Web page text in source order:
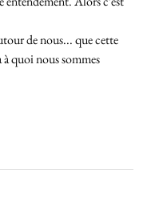
de nous... que cette
quoi nous sommes